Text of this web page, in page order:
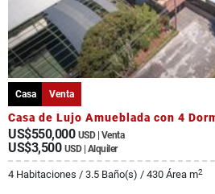
Casa Venta
Casa de Lujo Amueblada con 4
US$550,000 USD | Venta
US$3,500 USD | Alquiler
4 Habitaciones / 3.5 Baño(s) / 430 Área m2